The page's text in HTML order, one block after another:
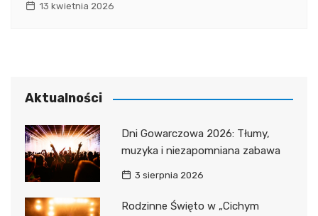
13 kwietnia 2026
Aktualności
Dni Gowarczowa 2026: Tłumy,
muzyka i niezapomniana zabawa
3 sierpnia 2026
Rodzinne Święto w „Cichym